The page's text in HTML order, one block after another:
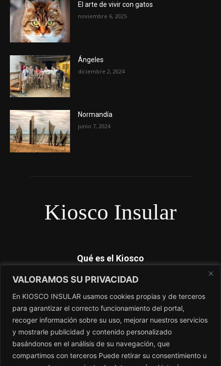
VALORAMOS SU PRIVACIDAD
En KIOSCO INSULAR usamos cookies propias y de terceros
para garantizar el correcto funcionamiento del portal,
recoger información sobre su uso, mejorar nuestros servicios
y mostrarle publicidad y contenido personalizado
basándonos en el análisis de su navegación, que
compartimos con terceros Puede retirar su consentimiento u
El arte de vivir con gatos
noviembre 6, 2025
Ángeles
diciembre 2, 2024
Normandía
junio 7, 2024
Kiosco Insular
Qué es el Kiosco
Kiosco Insular es el magacín independiente de Canarias. No
dependemos de subvenciones y nosotros si contamos lo que
los periódicos no cuentan. El único periódico sin amo.
Contacto:redaccion@kioscoinsular.com
SÍGANOS